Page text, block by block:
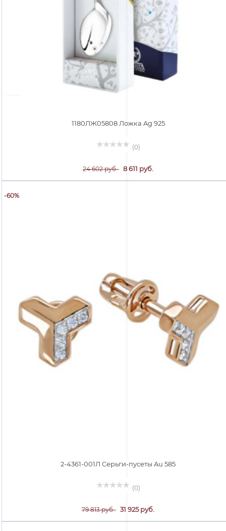
1180ЛЖ05808 Ложка Ag 925
(0)
24 602 руб. 8 611 руб.
-60%
2-4361-001Л Серьги-пусеты Au 585
(0)
79 813 руб. 31 925 руб.